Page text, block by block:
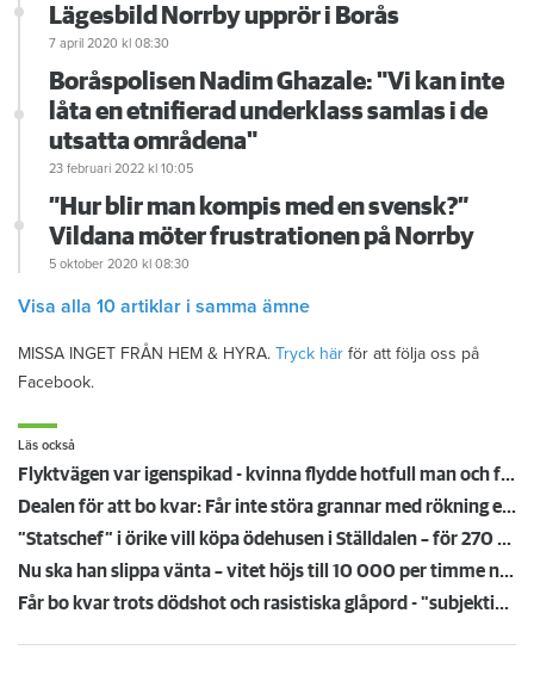
Lägesbild Norrby upprör i Borås
7 april 2020 kl 08:30
Boråspolisen Nadim Ghazale: "Vi kan inte
låta en etnifierad underklass samlas i de
utsatta områdena"
23 februari 2022 kl 10:05
”Hur blir man kompis med en svensk?”
Vildana möter frustrationen på Norrby
5 oktober 2020 kl 08:30
Visa alla 10 artiklar i samma ämne
MISSA INGET FRÅN HEM & HYRA. Tryck här för att följa oss på
Facebook.
Läs också
Flyktvägen var igenspikad - kvinna flydde hotfull man och föll från balkong
Dealen för att bo kvar: Får inte störa grannar med rökning eller utsätta dem för brandfara
”Statschef” i örike vill köpa ödehusen i Ställdalen – för 270 miljoner: Ska återställas i toppskick
Nu ska han slippa vänta – vitet höjs till 10 000 per timme när hissen står still
Får bo kvar trots dödshot och rasistiska glåpord - "subjektiva uppfattningar"